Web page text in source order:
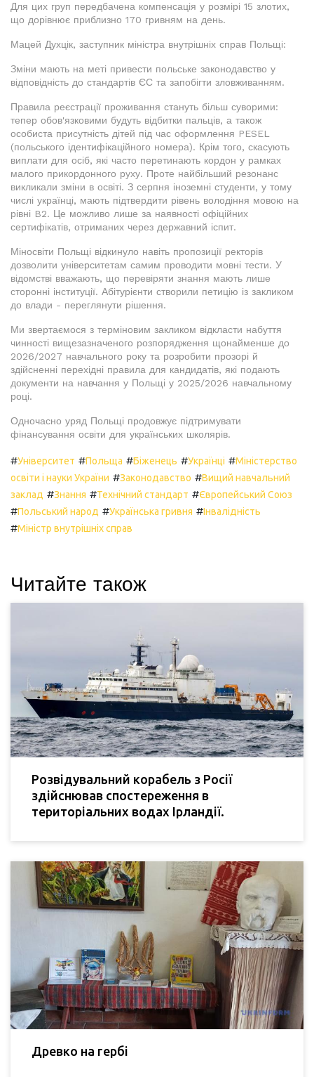
Для цих груп передбачена компенсація у розмірі 15 злотих,
що дорівнює приблизно 170 гривням на день.
Мацей Духцік, заступник міністра внутрішніх справ Польщі:
Зміни мають на меті привести польське законодавство у
відповідність до стандартів ЄС та запобігти зловживанням.
Правила реєстрації проживання стануть більш суворими:
тепер обов'язковими будуть відбитки пальців, а також
особиста присутність дітей під час оформлення PESEL
(польського ідентифікаційного номера). Крім того, скасують
виплати для осіб, які часто перетинають кордон у рамках
малого прикордонного руху. Проте найбільший резонанс
викликали зміни в освіті. З серпня іноземні студенти, у тому
числі українці, мають підтвердити рівень володіння мовою на
рівні B2. Це можливо лише за наявності офіційних
сертифікатів, отриманих через державний іспит.
Міносвіти Польщі відкинуло навіть пропозиції ректорів
дозволити університетам самим проводити мовні тести. У
відомстві вважають, що перевіряти знання мають лише
сторонні інституції. Абітурієнти створили петицію із закликом
до влади - переглянути рішення.
Ми звертаємося з терміновим закликом відкласти набуття
чинності вищезазначеного розпорядження щонайменше до
2026/2027 навчального року та розробити прозорі й
здійсненні перехідні правила для кандидатів, які подають
документи на навчання у Польщі у 2025/2026 навчальному
році.
Одночасно уряд Польщі продовжує підтримувати
фінансування освіти для українських школярів.
#Університет #Польща #Біженець #Українці #Міністерство
освіти і науки України #Законодавство #Вищий навчальний
заклад #Знання #Технічний стандарт #Європейський Союз
#Польський народ #Українська гривня #Інвалідність
#Міністр внутрішніх справ
Читайте також
Розвідувальний корабель з Росії
здійснював спостереження в
територіальних водах Ірландії.
Древко на гербі